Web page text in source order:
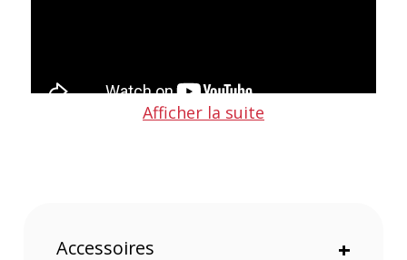
Plusieurs formats d'impression disponibles
Afficher la suite
Accessoires +